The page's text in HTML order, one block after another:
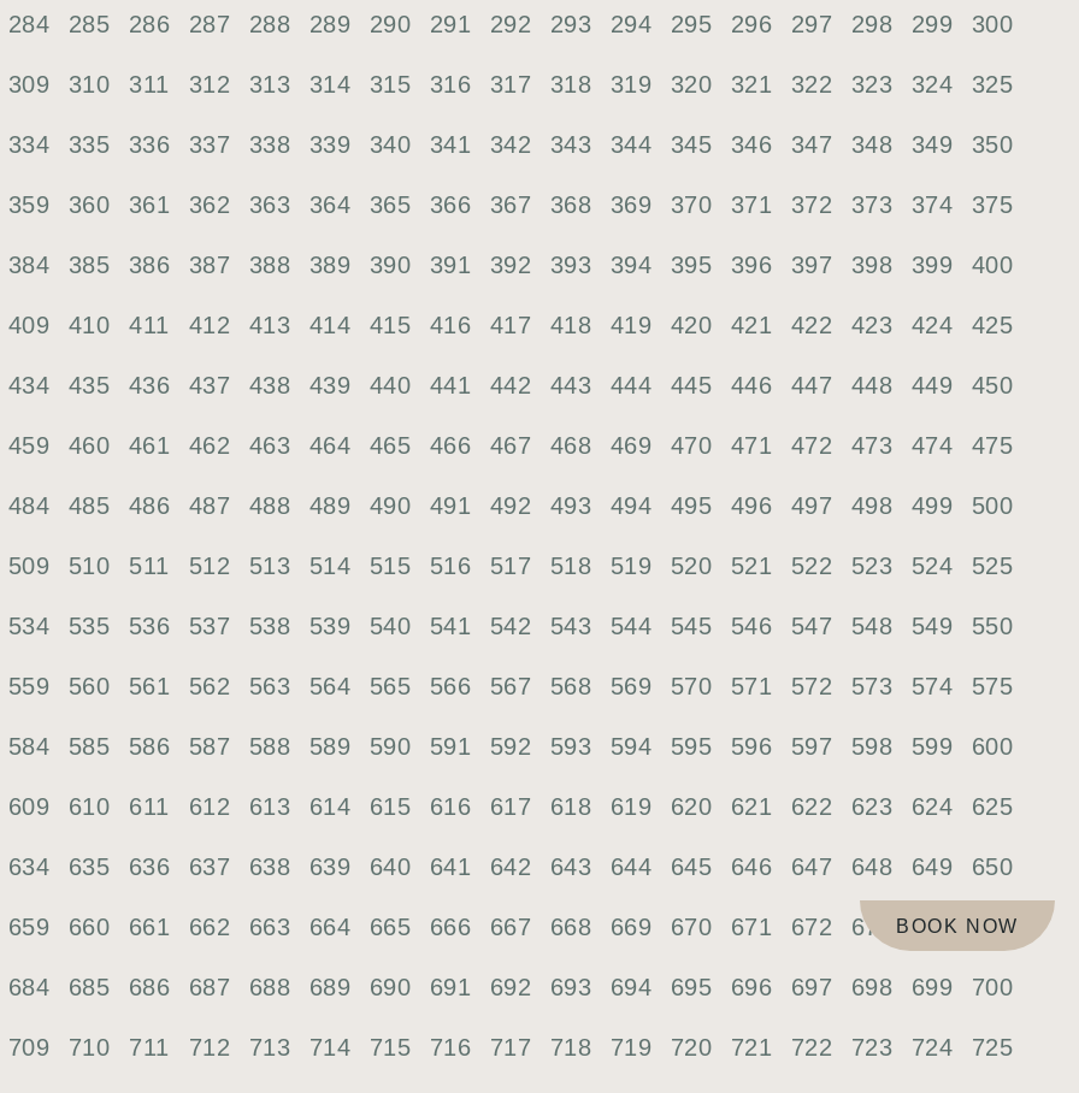
BOOK NOW
284 285 286 287 288 289 290 291 292 293 294 295 296 297 298 299 300
309 310 311 312 313 314 315 316 317 318 319 320 321 322 323 324 325
334 335 336 337 338 339 340 341 342 343 344 345 346 347 348 349 350
359 360 361 362 363 364 365 366 367 368 369 370 371 372 373 374 375
384 385 386 387 388 389 390 391 392 393 394 395 396 397 398 399 400
409 410 411 412 413 414 415 416 417 418 419 420 421 422 423 424 425
434 435 436 437 438 439 440 441 442 443 444 445 446 447 448 449 450
459 460 461 462 463 464 465 466 467 468 469 470 471 472 473 474 475
484 485 486 487 488 489 490 491 492 493 494 495 496 497 498 499 500
509 510 511 512 513 514 515 516 517 518 519 520 521 522 523 524 525
534 535 536 537 538 539 540 541 542 543 544 545 546 547 548 549 550
559 560 561 562 563 564 565 566 567 568 569 570 571 572 573 574 575
584 585 586 587 588 589 590 591 592 593 594 595 596 597 598 599 600
609 610 611 612 613 614 615 616 617 618 619 620 621 622 623 624 625
634 635 636 637 638 639 640 641 642 643 644 645 646 647 648 649 650
659 660 661 662 663 664 665 666 667 668 669 670 671 672 673 674 675
684 685 686 687 688 689 690 691 692 693 694 695 696 697 698 699 700
709 710 711 712 713 714 715 716 717 718 719 720 721 722 723 724 725